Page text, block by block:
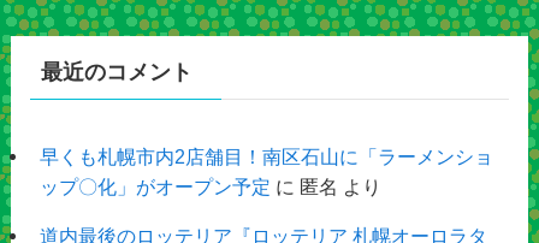
最近のコメント
早くも札幌市内2店舗目！南区石山に「ラーメンショ
ップ〇化」がオープン予定 に 匿名 より
道内最後のロッテリア『ロッテリア 札幌オーロラタ